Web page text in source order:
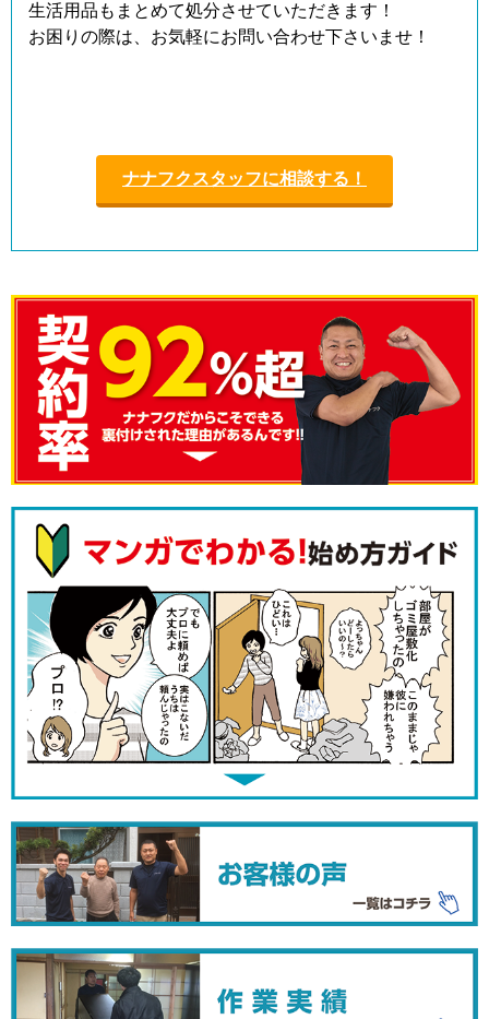
生活用品もまとめて処分させていただきます！
お困りの際は、お気軽にお問い合わせ下さいませ！
ナナフクスタッフに相談する！